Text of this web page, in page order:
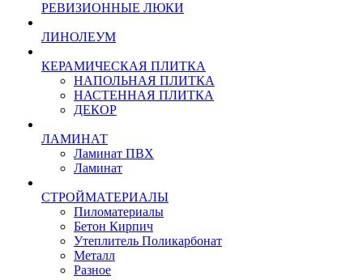
РЕВИЗИОННЫЕ ЛЮКИ
ЛИНОЛЕУМ
КЕРАМИЧЕСКАЯ ПЛИТКА
НАПОЛЬНАЯ ПЛИТКА
НАСТЕННАЯ ПЛИТКА
ДЕКОР
ЛАМИНАТ
Ламинат ПВХ
Ламинат
СТРОЙМАТЕРИАЛЫ
Пиломатериалы
Бетон Кирпич
Утеплитель Поликарбонат
Металл
Разное